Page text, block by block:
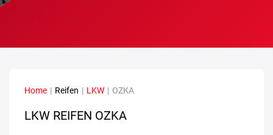
Home | Reifen | LKW | OZKA
LKW REIFEN OZKA